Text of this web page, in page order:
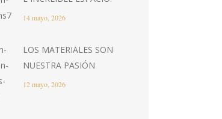
14 mayo, 2026
LOS MATERIALES SON
NUESTRA PASIÓN
12 mayo, 2026